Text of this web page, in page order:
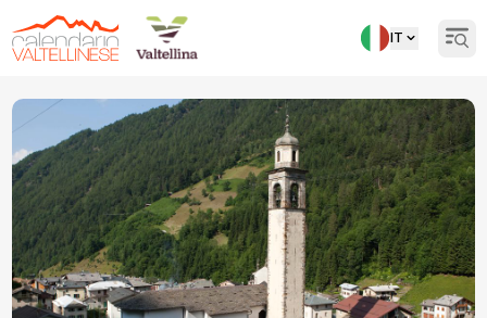
IT
Torna indietro